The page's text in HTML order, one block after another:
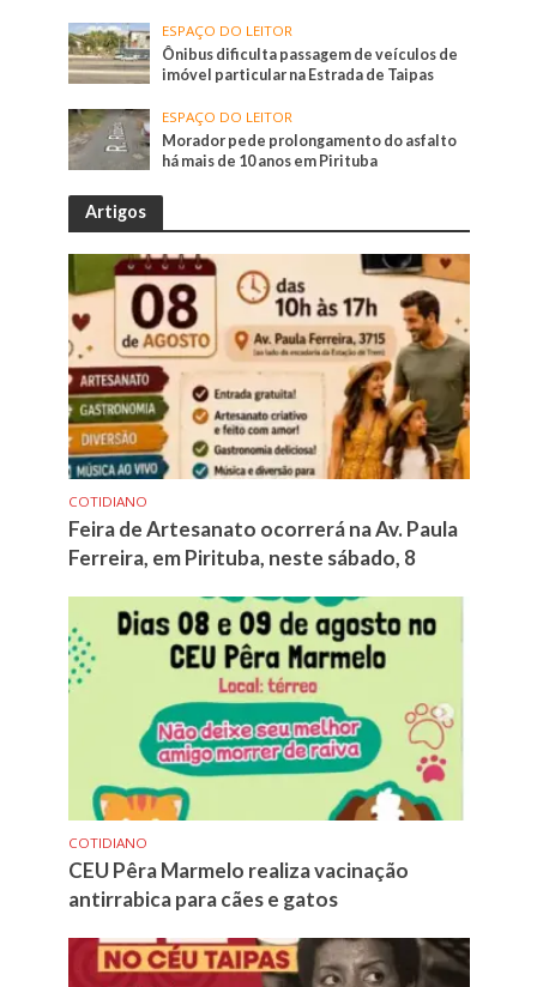
ESPAÇO DO LEITOR
Ônibus dificulta passagem de veículos de
imóvel particular na Estrada de Taipas
ESPAÇO DO LEITOR
Morador pede prolongamento do asfalto
há mais de 10 anos em Pirituba
Artigos
COTIDIANO
Feira de Artesanato ocorrerá na Av. Paula
Ferreira, em Pirituba, neste sábado, 8
COTIDIANO
CEU Pêra Marmelo realiza vacinação
antirrabica para cães e gatos